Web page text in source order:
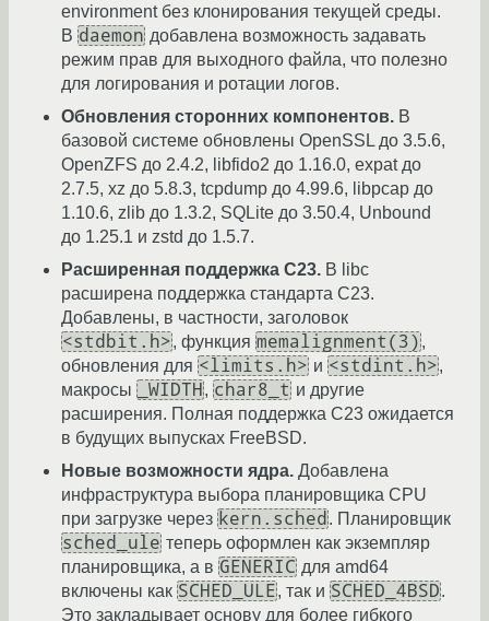
environment без клонирования текущей среды.
В daemon добавлена возможность задавать
режим прав для выходного файла, что полезно
для логирования и ротации логов.
Обновления сторонних компонентов. В
базовой системе обновлены OpenSSL до 3.5.6,
OpenZFS до 2.4.2, libfido2 до 1.16.0, expat до
2.7.5, xz до 5.8.3, tcpdump до 4.99.6, libpcap до
1.10.6, zlib до 1.3.2, SQLite до 3.50.4, Unbound
до 1.25.1 и zstd до 1.5.7.
Расширенная поддержка C23. В libc
расширена поддержка стандарта C23.
Добавлены, в частности, заголовок
<stdbit.h>, функция memalignment(3) ,
обновления для <limits.h> и <stdint.h>,
макросы
_WIDTH, char8_t и другие
расширения. Полная поддержка C23 ожидается
в будущих выпусках FreeBSD.
Новые возможности ядра. Добавлена
инфраструктура выбора планировщика CPU
при загрузке через kern.sched . Планировщик
sched_ule теперь оформлен как экземпляр
планировщика, а в GENERIC для amd64
включены как SCHED_ULE, так и SCHED_4BSD.
Это закладывает основу для более гибкого